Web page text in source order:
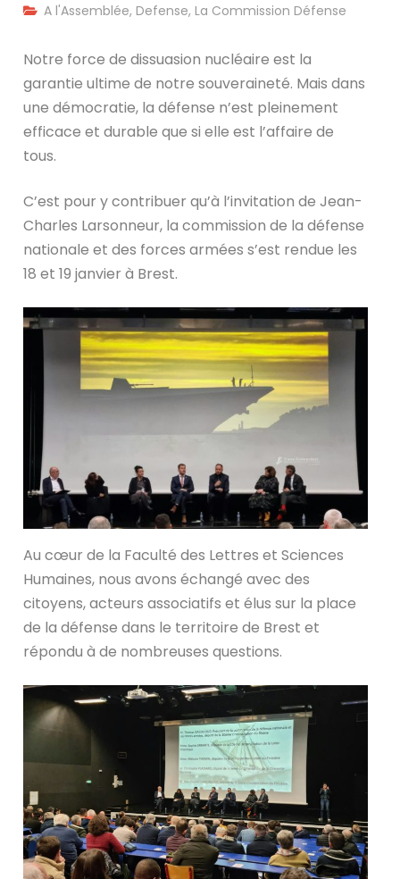
A l'Assemblée,Defense,La Commission Défense
Notre force de dissuasion nucléaire est la
garantie ultime de notre souveraineté. Mais dans
une démocratie, la défense n’est pleinement
efficace et durable que si elle est l’affaire de
tous.
C’est pour y contribuer qu’à l’invitation de Jean-
Charles Larsonneur, la commission de la défense
nationale et des forces armées s’est rendue les
18 et 19 janvier à Brest.
Au cœur de la Faculté des Lettres et Sciences
Humaines, nous avons échangé avec des
citoyens, acteurs associatifs et élus sur la place
de la défense dans le territoire de Brest et
répondu à de nombreuses questions.